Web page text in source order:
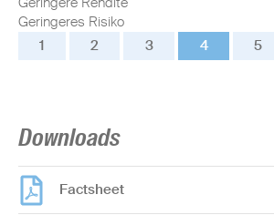
Geringeres Risiko
1
2 3 4 5
Downloads
Factsheet